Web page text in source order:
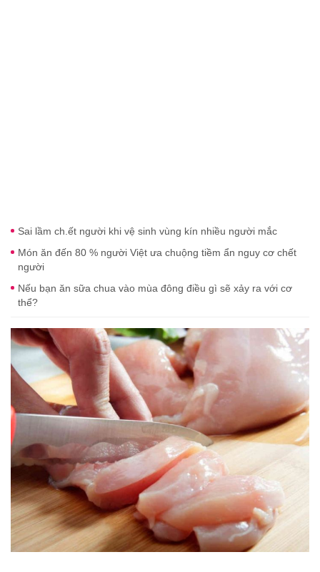
Sai lầm ch.ết người khi vệ sinh vùng kín nhiều người mắc
Món ăn đến 80 % người Việt ưa chuộng tiềm ẩn nguy cơ chết
người
Nếu bạn ăn sữa chua vào mùa đông điều gì sẽ xảy ra với cơ
thể?